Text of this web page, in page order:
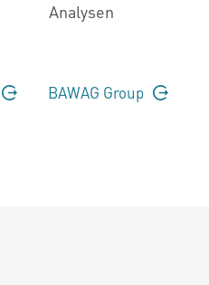
Analysen
BAWAG Group